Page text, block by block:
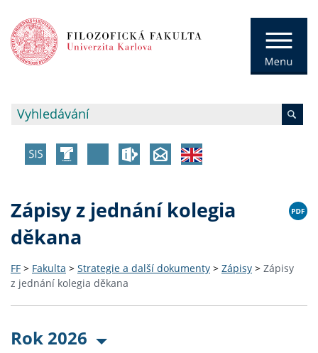
Zápisy z jednání kolegia
děkana
FF > Fakulta > Strategie a další dokumenty > Zápisy > Zápisy
z jednání kolegia děkana
Rok 2026